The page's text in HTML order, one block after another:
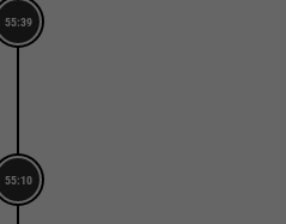
55:39
55:10